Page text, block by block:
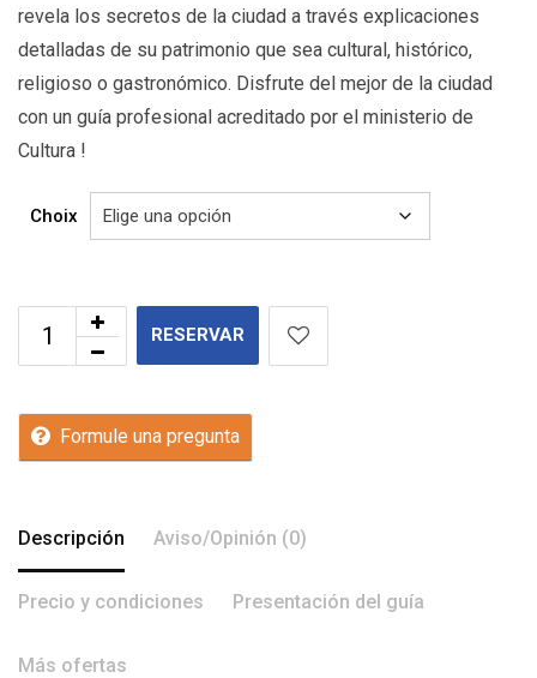
revela los secretos de la ciudad a través explicaciones
detalladas de su patrimonio que sea cultural, histórico,
religioso o gastronómico. Disfrute del mejor de la ciudad
con un guía profesional acreditado por el ministerio de
Cultura !
Choix
RESERVAR
Formule una pregunta
Descripción Aviso/Opinión (0)
Precio y condiciones Presentación del guía
Más ofertas